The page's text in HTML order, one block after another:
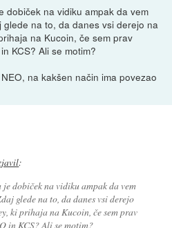
dobiček na vidiku ampak da vem
na to, da danes vsi derejo na
na Kucoin, če sem prav
KCS? Ali se motim?
na kakšen način ima povezao
:
dobiček na vidiku ampak da vem
glede na to, da danes vsi derejo
ki prihaja na Kucoin, če sem prav
in KCS? Ali se motim?